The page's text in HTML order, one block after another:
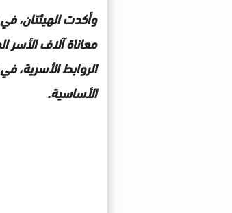
وأكدت الهيئتان،
معاناة آلاف
الروابط الأسرية،
الأساسية.